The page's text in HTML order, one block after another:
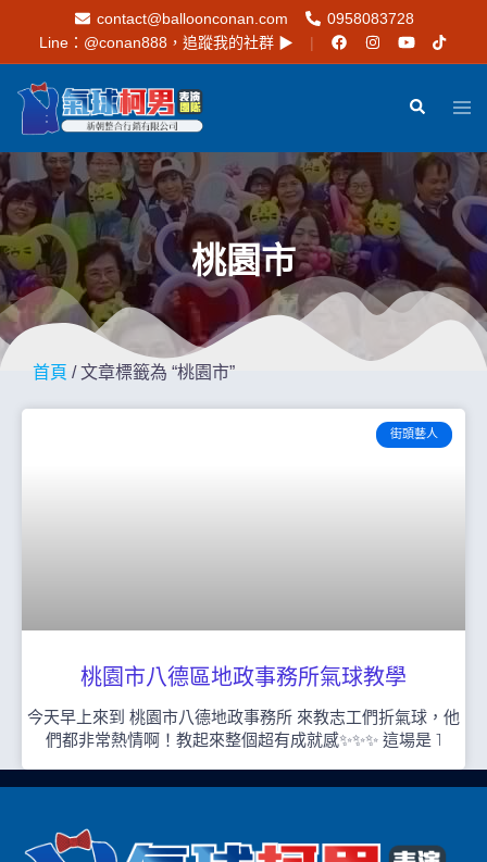
contact@balloonconan.com
0958083728
Line： @conan888 ，追蹤我的社群 ▶︎
桃園市
首頁 / 文章標籤為 “桃園市”
街頭藝人
桃園市八德區地政事務所氣球教學
今天早上來到 桃園市八德地政事務所 來教志工們折氣球，他
們都非常熱情啊！教起來整個超有成就感✨✨✨ 這場是 1